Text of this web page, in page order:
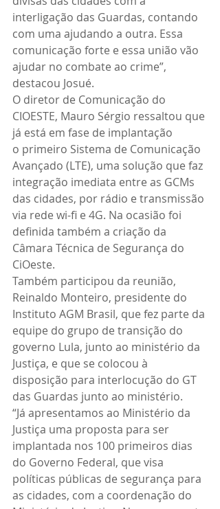
interligação das Guardas, contando
com uma ajudando a outra. Essa
comunicação forte e essa união vão
ajudar no combate ao crime”,
destacou Josué.
O diretor de Comunicação do
CIOESTE, Mauro Sérgio ressaltou que
já está em fase de implantação
o primeiro Sistema de Comunicação
Avançado (LTE), uma solução que faz
integração imediata entre as GCMs
das cidades, por rádio e transmissão
via rede wi-fi e 4G. Na ocasião foi
definida também a criação da
Câmara Técnica de Segurança do
CiOeste.
Também participou da reunião,
Reinaldo Monteiro, presidente do
Instituto AGM Brasil, que fez parte da
equipe do grupo de transição do
governo Lula, junto ao ministério da
Justiça, e que se colocou à
disposição para interlocução do GT
das Guardas junto ao ministério.
“Já apresentamos ao Ministério da
Justiça uma proposta para ser
implantada nos 100 primeiros dias
do Governo Federal, que visa
políticas públicas de segurança para
as cidades, com a coordenação do